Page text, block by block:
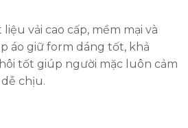
vải cao cấp, mềm mại và
áo giữ form dáng tốt, khả
tốt giúp người mặc luôn cảm
chịu.